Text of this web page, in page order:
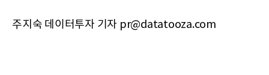
주지숙 데이터투자 기자 pr@datatooza.com